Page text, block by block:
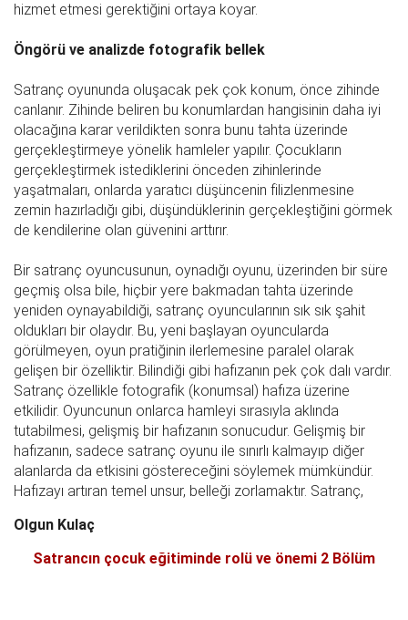
hizmet etmesi gerektiğini ortaya koyar.
Öngörü ve analizde fotografik bellek
Satranç oyununda oluşacak pek çok konum, önce zihinde
canlanır. Zihinde beliren bu konumlardan hangisinin daha iyi
olacağına karar verildikten sonra bunu tahta üzerinde
gerçekleştirmeye yönelik hamleler yapılır. Çocukların
gerçekleştirmek istediklerini önceden zihinlerinde
yaşatmaları, onlarda yaratıcı düşüncenin filizlenmesine
zemin hazırladığı gibi, düşündüklerinin gerçekleştiğini görmek
de kendilerine olan güvenini arttırır.
Bir satranç oyuncusunun, oynadığı oyunu, üzerinden bir süre
geçmiş olsa bile, hiçbir yere bakmadan tahta üzerinde
yeniden oynayabildiği, satranç oyuncularının sık sık şahit
oldukları bir olaydır. Bu, yeni başlayan oyuncularda
görülmeyen, oyun pratiğinin ilerlemesine paralel olarak
gelişen bir özelliktir. Bilindiği gibi hafızanın pek çok dalı vardır.
Satranç özellikle fotografik (konumsal) hafıza üzerine
etkilidir. Oyuncunun onlarca hamleyi sırasıyla aklında
tutabilmesi, gelişmiş bir hafızanın sonucudur. Gelişmiş bir
hafızanın, sadece satranç oyunu ile sınırlı kalmayıp diğer
alanlarda da etkisini göstereceğini söylemek mümkündür.
Hafızayı artıran temel unsur, belleği zorlamaktır. Satranç,
Olgun Kulaç
Satrancın çocuk eğitiminde rolü ve önemi 2 Bölüm